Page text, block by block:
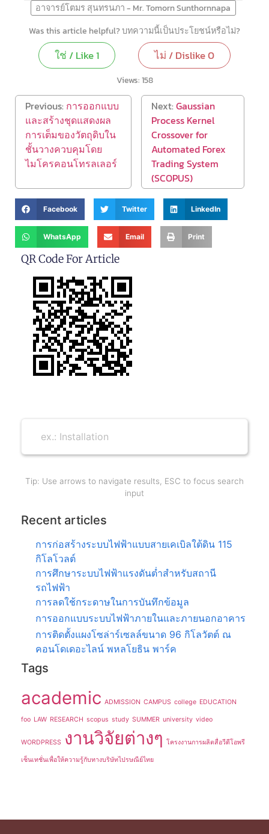
อาจารย์โตมร สุนทรนภา - Mr. Tomorn Sunthornnapa
Was this article helpful? บทความนี้เป็นประโยชน์หรือไม่?
ใช่ / Like1 ไม่ / Dislike0
Views:158
Previous: การออกแบบ
และสร้างชุดแสดงผล
การเต็มของวัตถุดิบใน
ชั้นวางควบคุมโดย
ไมโครคอนโทรลเลอร์
Next:Gaussian
Process Kernel
Crossover for
Automated Forex
Trading System
(SCOPUS)
Facebook Twitter LinkedIn
WhatsApp Email Print
QR Code For Article
Tip: Use arrows to navigate results, ESC to focus search
input
Recent articles
การก่อสร้างระบบไฟฟ้าแบบสายเคเบิลใต้ดิน 115
กิโลโวลต์
การศึกษาระบบไฟฟ้าแรงดันต่ำสำหรับสถานี
รถไฟฟ้า
การลดใช้กระดาษในการบันทึกข้อมูล
การออกแบบระบบไฟฟ้าภายในและภายนอกอาคาร
การติดตั้งแผงโซล่าร์เซลล์ขนาด 96 กิโลวัตต์ ณ
คอนโดเดอะไลน์ พหลโยธิน พาร์ค
Tags
academic ADMISSION CAMPUS college EDUCATION
foo LAW RESEARCH scopus study SUMMER university video
WORDPRESS งานวิจัยต่างๆ โครงงานการผลิตสื่อวีดีโอพรี
เซ็นเทชั่นเพื่อให้ความรู้กับทางบริษัทไปรษณีย์ไทย